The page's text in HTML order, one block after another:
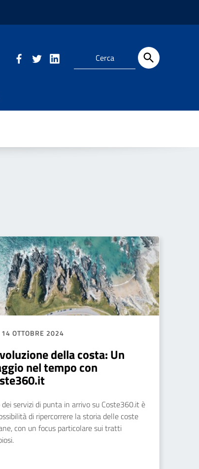
14 OTTOBRE 2024
della costa: Un
nel tempo con
dei servizi di punta in arrivo su Coste360.it è
di ripercorrere la storia delle coste
con un focus particolare sui tratti